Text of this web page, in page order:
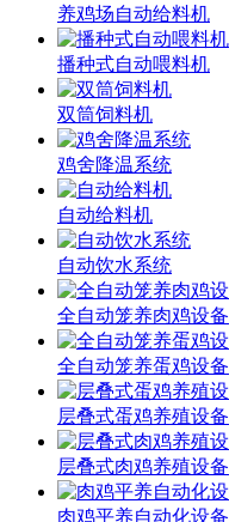
养鸡场自动给料机
播种式自动喂料机
双筒饲料机
鸡舍降温系统
自动给料机
自动饮水系统
全自动笼养肉鸡设备
全自动笼养蛋鸡设备
层叠式蛋鸡养殖设备
层叠式肉鸡养殖设备
肉鸡平养自动化设备